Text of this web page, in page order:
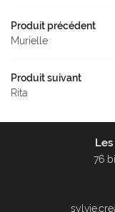
Produit précédent
Murielle
Produit suivant
Rita
76